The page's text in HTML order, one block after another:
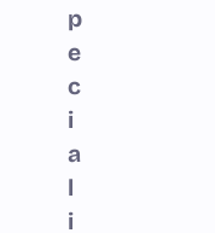
p
e
c
i
a
l
i